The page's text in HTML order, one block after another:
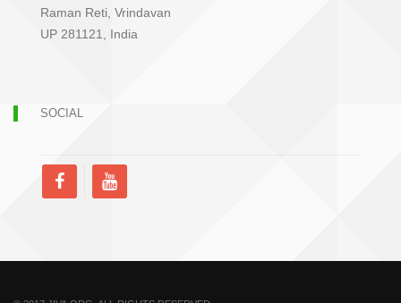
Raman Reti, Vrindavan
UP 281121, India
SOCIAL